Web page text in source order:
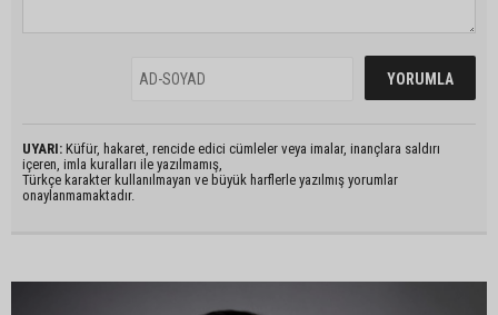
UYARI: Küfür, hakaret, rencide edici cümleler veya imalar, inançlara saldırı
içeren, imla kuralları ile yazılmamış,
Türkçe karakter kullanılmayan ve büyük harflerle yazılmış yorumlar
onaylanmamaktadır.